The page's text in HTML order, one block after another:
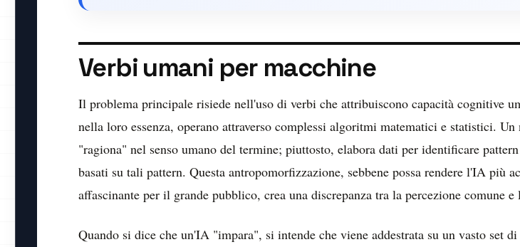
Verbi umani per macchine
Il problema principale risiede nell'uso di verbi che attribuiscono capacità cognitive
nella loro essenza, operano attraverso complessi algoritmi matematici e statistici.
"ragiona" nel senso umano del termine; piuttosto, elabora dati per identificare
basati su tali pattern. Questa antropomorfizzazione, sebbene possa rendere l'IA più
affascinante per il grande pubblico, crea una discrepanza tra la percezione comune e
Quando si dice che un'IA "impara", si intende che viene addestrata su un vasto set